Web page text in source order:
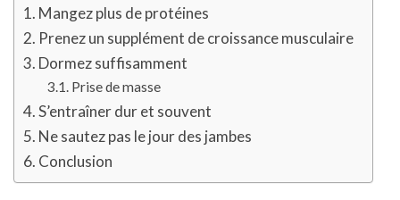
Mangez plus de protéines
Prenez un supplément de croissance musculaire
Dormez suffisamment
Prise de masse
S’entraîner dur et souvent
Ne sautez pas le jour des jambes
Conclusion